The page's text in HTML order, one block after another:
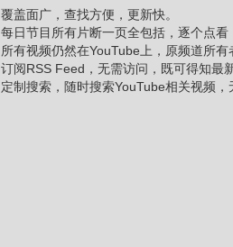
覆盖面广，查找方便，更新快。
每日节目所有片断一页全包括，逐个点看
所有视频仍然在YouTube上，原频道所
订阅RSS Feed，无需访问，既可得知最
定制搜索，随时搜索YouTube相关视频